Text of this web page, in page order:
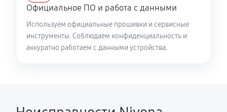
Официальное ПО и работа с данными
Используем официальные прошивки и сервисные
инструменты. Соблюдаем конфиденциальность и
аккуратно работаем с данными устройства.